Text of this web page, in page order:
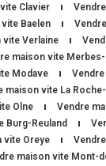
Clavier
Baelen
vite Verlaine
maison vite Merbes-
Modave
maison vite La
Olne
Vendre
Burg-Reuland
vite Oreye
maison vite Mont-